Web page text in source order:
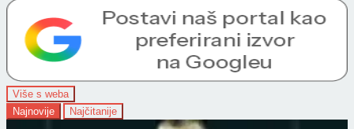
Više s weba
Najnovije
Najčitanije